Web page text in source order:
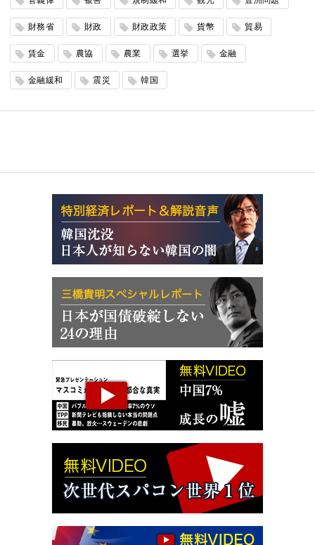
財務省 財政 財政政策 貨幣 貿易
賃金 農協 農業 選挙 金融
金融緩和 震災 韓国